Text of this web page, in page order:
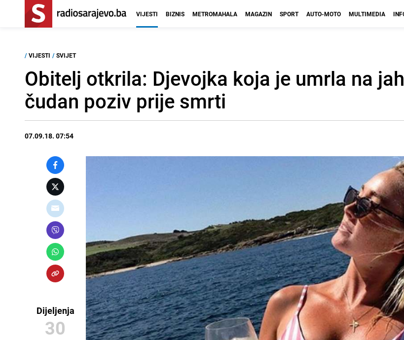
VIJESTI BIZNIS METROMAHALA MAGAZIN SPORT AUTO-MOTO MULTIMEDIA
/ VIJESTI / SVIJET
Obitelj otkrila: Djevojka koja je umrla na
čudan poziv prije smrti
07.09.18. 07:54
Dijeljenja
30